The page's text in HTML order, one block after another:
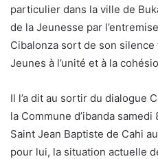
particulier dans la ville de
de la Jeunesse par
Cibalonza sort de son
Jeunes à l’unité et à la
Il l’a dit au sortir du dialogue
la Commune d’ibanda
Saint Jean Baptiste de Cahi
pour lui, la situation actuelle